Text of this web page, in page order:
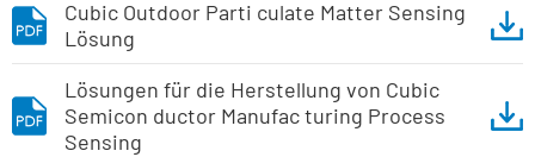
Cubic Outdoor Parti culate Matter Sensing
Lösung
Lösungen für die Herstellung von Cubic
Semicon ductor Manufac turing Process
Sensing